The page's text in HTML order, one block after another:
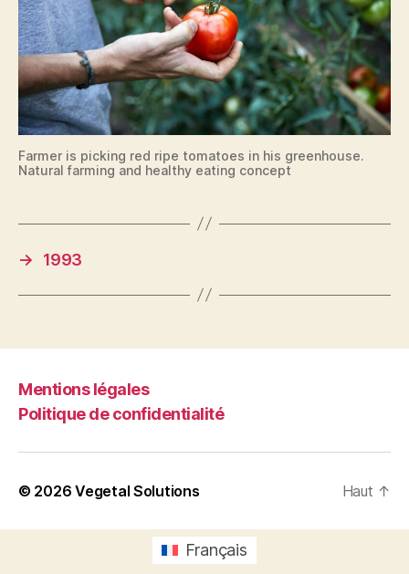
Farmer is picking red ripe tomatoes in his greenhouse.
Natural farming and healthy eating concept
→ 1993
Mentions légales
Politique de confidentialité
© 2026Vegetal Solutions Haut ↑
Français